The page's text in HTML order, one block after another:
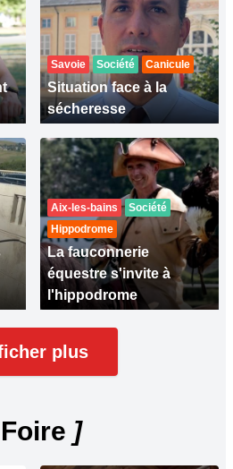
Savoie Société Canicule
Situation face à la
sécheresse
Aix-les-bains
Société
Hippodrome
La fauconnerie
équestre s'invite à
l'hippodrome
plus
]